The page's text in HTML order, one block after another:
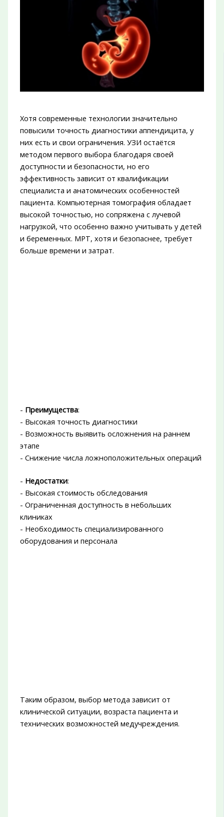
Хотя современные технологии значительно
повысили точность диагностики аппендицита, у
них есть и свои ограничения. УЗИ остаётся
методом первого выбора благодаря своей
доступности и безопасности, но его
эффективность зависит от квалификации
специалиста и анатомических особенностей
пациента. Компьютерная томография обладает
высокой точностью, но сопряжена с лучевой
нагрузкой, что особенно важно учитывать у детей
и беременных. МРТ, хотя и безопаснее, требует
больше времени и затрат.
- Преимущества:
- Высокая точность диагностики
- Возможность выявить осложнения на раннем
этапе
- Снижение числа ложноположительных операций
- Недостатки:
- Высокая стоимость обследования
- Ограниченная доступность в небольших
клиниках
- Необходимость специализированного
оборудования и персонала
Таким образом, выбор метода зависит от
клинической ситуации, возраста пациента и
технических возможностей медучреждения.